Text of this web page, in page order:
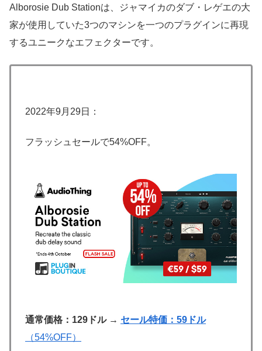
Alborosie Dub Stationは、ジャマイカのダブ・レゲエの大
家が使用していた3つのマシンを一つのプラグインに再現
するユニークなエフェクターです。
2022年9月29日：
フラッシュセールで54%OFF。
通常価格：129ドル→ セール特価：59ドル
（54%OFF）